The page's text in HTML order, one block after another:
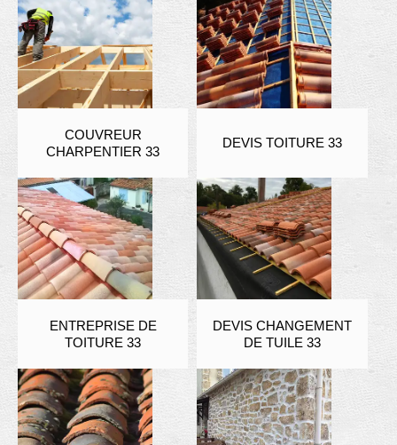
COUVREUR
CHARPENTIER 33
DEVIS TOITURE 33
ENTREPRISE DE
TOITURE 33
DEVIS CHANGEMENT
DE TUILE 33